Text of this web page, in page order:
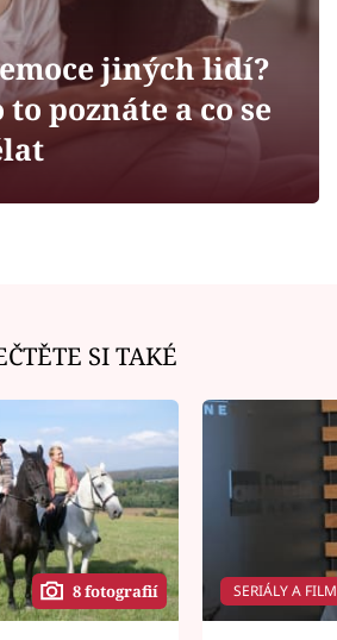
Karlovy Vary
jiných lidí?
to poznáte a co se
SI TAKÉ
8 fotografií SERIÁLY A